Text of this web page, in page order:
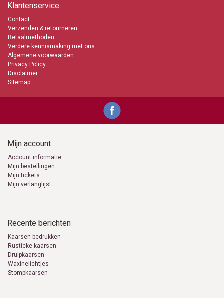
Klantenservice
Contact
Verzenden & retourneren
Betaalmethoden
Verdere kennismaking met ons
Algemene voorwaarden
Privacy Policy
Disclaimer
Sitemap
Mijn account
Account informatie
Mijn bestellingen
Mijn tickets
Mijn verlanglijst
Recente berichten
Kaarsen bedrukken
Rustieke kaarsen
Druipkaarsen
Waxinelichtjes
Stompkaarsen